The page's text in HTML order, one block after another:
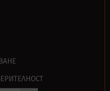
Search Button